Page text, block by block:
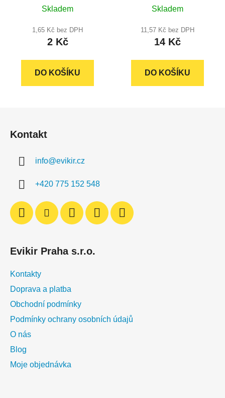
Skladem
1,65 Kč bez DPH
2 Kč
DO KOŠÍKU
Skladem
11,57 Kč bez DPH
14 Kč
DO KOŠÍKU
Kontakt
info@evikir.cz
+420 775 152 548
Evikir Praha s.r.o.
Kontakty
Doprava a platba
Obchodní podmínky
Podmínky ochrany osobních údajů
O nás
Blog
Moje objednávka